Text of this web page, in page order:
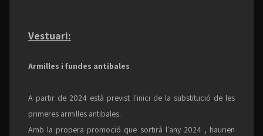
Vestuari:
Armilles i fundes antibales
A partir de 2024 està previst l'inici de la substitució de les
primeres armilles antibales.
Amb la propera promoció que sortirà l'any 2024 , haurien